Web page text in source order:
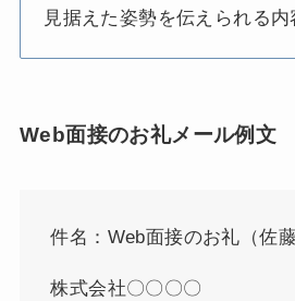
見据えた姿勢を伝えられる内
Web面接のお礼メール例文
件名：Web面接のお礼（佐藤
株式会社〇〇〇〇